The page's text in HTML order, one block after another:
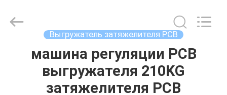
ДОМ
ПРОДУКТЫ
AUTOMATION
LIMITED.
Выгружатель затяжелителя PCB
машина регуляции PCB
выгружателя 210KG
затяжелителя PCB